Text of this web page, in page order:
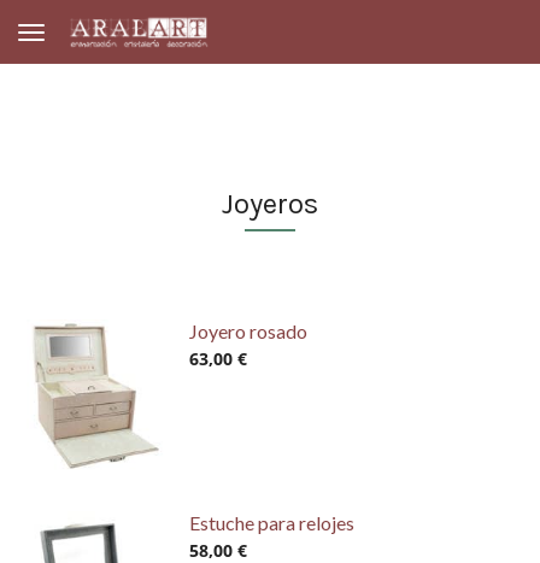
Toggle navigation
Joyeros
Joyero rosado
63,00 €
Estuche para relojes
58,00 €